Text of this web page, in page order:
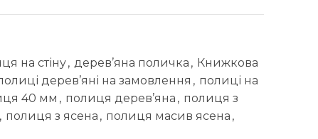
на стіну, дерев’яна поличка , Книжкова
дерев’яні на замовлення , полиці на
40 мм , полиця дерев’яна , полиця з
, полиця з ясена , полиця масив ясена ,